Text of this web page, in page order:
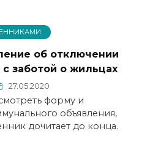
об отключении
заботой о жильцах
27.05.2020
форму и
объявления,
дочитает до конца.